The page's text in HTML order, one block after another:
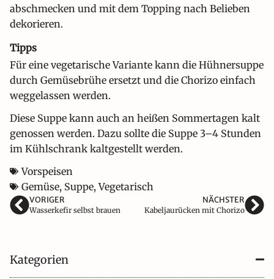
abschmecken und mit dem Topping nach Belieben
dekorieren.
Tipps
Für eine vegetarische Variante kann die Hühnersuppe
durch Gemüsebrühe ersetzt und die Chorizo einfach
weggelassen werden.
Diese Suppe kann auch an heißen Sommertagen kalt
genossen werden. Dazu sollte die Suppe 3–4 Stunden
im Kühlschrank kaltgestellt werden.
Vorspeisen
Gemüse, Suppe,Vegetarisch
VORIGER
Wasserkefir selbst brauen
NÄCHSTER
Kabeljaurücken mit Chorizo
Kategorien